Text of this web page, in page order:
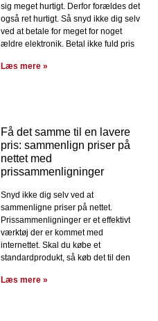
sig meget hurtigt. Derfor forældes det
også ret hurtigt. Så snyd ikke dig selv
ved at betale for meget for noget
ældre elektronik. Betal ikke fuld pris
Læs mere »
Få det samme til en lavere
pris: sammenlign priser på
nettet med
prissammenligninger
Snyd ikke dig selv ved at
sammenligne priser på nettet.
Prissammenligninger er et effektivt
værktøj der er kommet med
internettet. Skal du købe et
standardprodukt, så køb det til den
Læs mere »